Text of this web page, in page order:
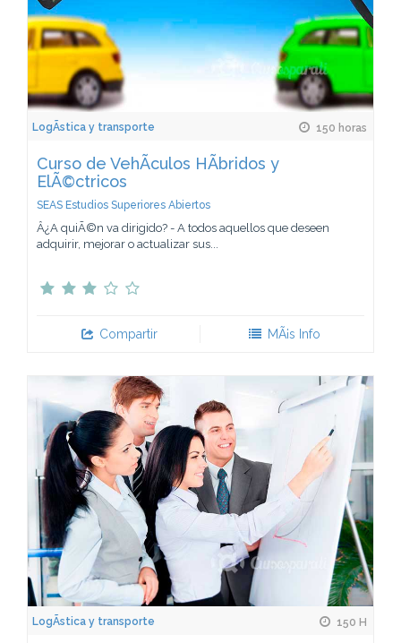
LogÃ­stica y transporte 150 horas
Curso de VehÃ­culos HÃ­bridos y
ElÃ©ctricos
SEAS Estudios Superiores Abiertos
Â¿A quiÃ©n va dirigido? - A todos aquellos que deseen
adquirir, mejorar o actualizar sus...
Compartir MÃ¡s Info
LogÃ­stica y transporte 150 H